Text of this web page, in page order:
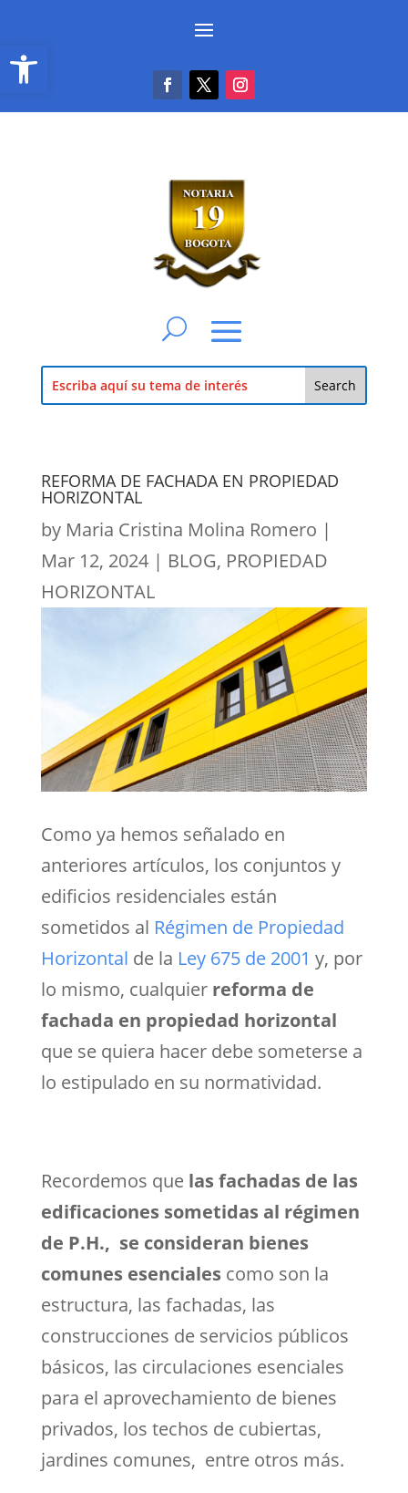
Abrir barra de herramientas
REFORMA DE FACHADA EN PROPIEDAD
HORIZONTAL
by Maria Cristina Molina Romero |
Mar 12, 2024| BLOG, PROPIEDAD
HORIZONTAL
Como ya hemos señalado en
anteriores artículos, los conjuntos y
edificios residenciales están
sometidos al Régimen de Propiedad
Horizontal de la Ley 675 de 2001 y, por
lo mismo, cualquier reforma de
fachada en propiedad horizontal
que se quiera hacer debe someterse a
lo estipulado en su normatividad.
Recordemos que las fachadas de las
edificaciones sometidas al régimen
de P.H., se consideran bienes
comunes esenciales como son la
estructura, las fachadas, las
construcciones de servicios públicos
básicos, las circulaciones esenciales
para el aprovechamiento de bienes
privados, los techos de cubiertas,
jardines comunes, entre otros más.